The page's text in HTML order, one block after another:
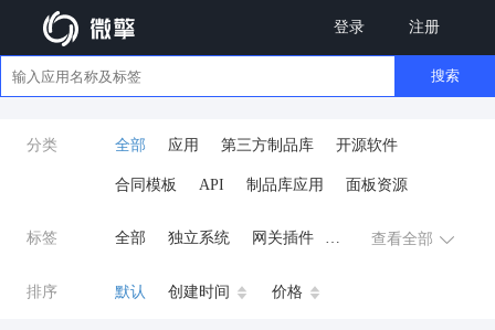
登录 注册
搜索
分类 全部 应用 第三方制品库 开源软件
合同模板 API 制品库应用 面板资源
标签 全部 独立系统 网关插件 查看全部
排序 默认 创建时间 价格